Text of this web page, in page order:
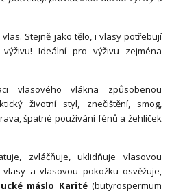
vlas. Stejně jako tělo, i vlasy potřebují
Ideální pro výživu zejména
vlasového vlákna způsobenou
životní styl, znečištění, smog,
špatné používání fénů a žehliček
zvláčňuje, uklidňuje vlasovou
a vlasovou pokožku osvěžuje,
máslo Karité(butyrospermum